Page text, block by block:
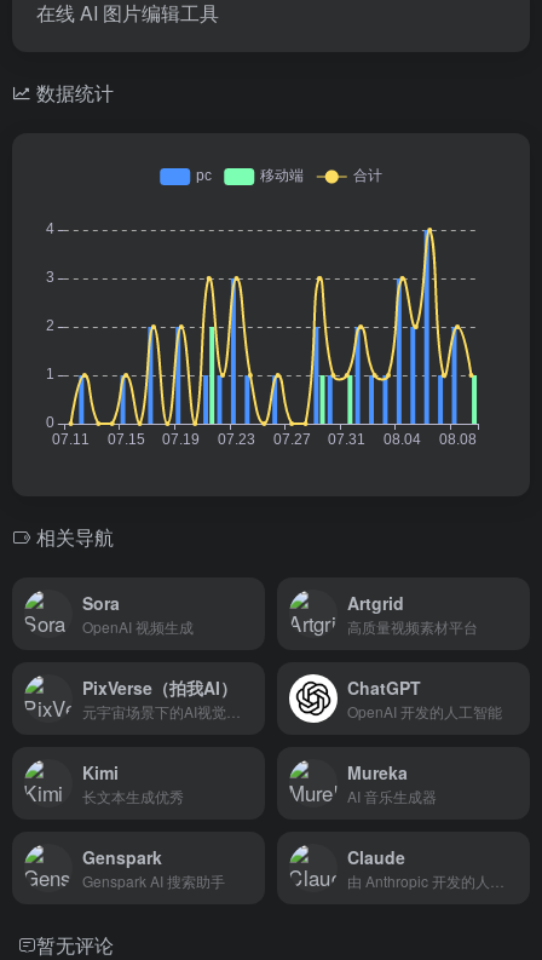
在线 AI 图片编辑工具
数据统计
相关导航
Sora
OpenAI 视频生成
Artgrid
高质量视频素材平台
PixVerse（拍我AI） ChatGPT
OpenAI 开发的人工智能
Kimi
长文本生成优秀
Mureka
AI 音乐生成器
Genspark
Genspark AI 搜索助手
Claude
暂无评论